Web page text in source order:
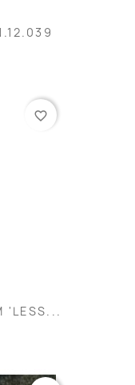
'LESS...
favorite_border